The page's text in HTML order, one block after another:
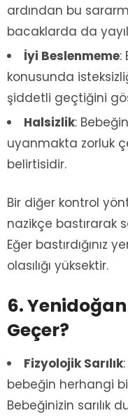
ardından bu
bacaklarda da
İyi Beslenmeme:
konusunda
şiddetli geçtiğini
Halsizlik:
uyanmakta zorluk
belirtisidir.
Bir diğer kontrol
nazikçe bastırarak
Eğer bastırdığınız
olasılığı yüksektir.
6. Yenidoğan
Geçer?
Fizyolojik Sarılık
bebeğin herhangi
Bebeğinizin sarılık